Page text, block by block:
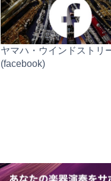
ヤマハ・ウインドストリ
(facebook)